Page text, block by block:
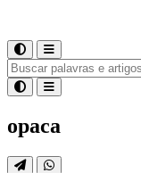
opaca